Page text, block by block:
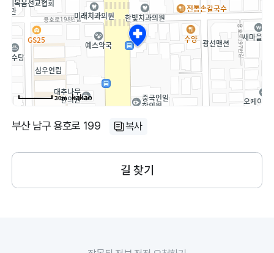
30m
부산 남구 용호로 199 복사
길 찾기